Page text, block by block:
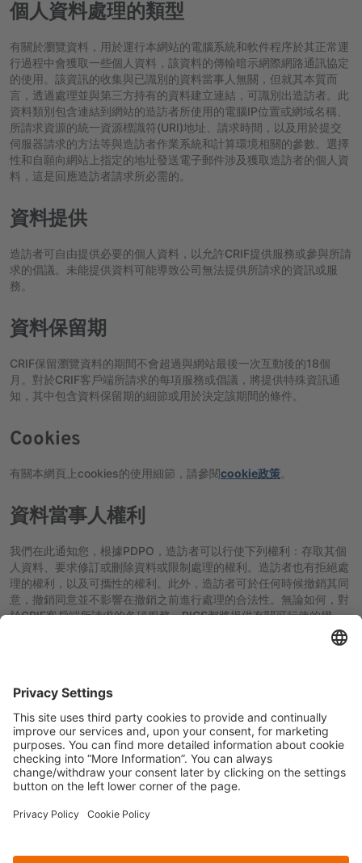
個人資料處理的類型
有關於瀏覽資料，用於運行本網站的電腦系統和軟件程序於其正常運
行過程中會獲取一些個人資料，該資料的傳輸暗示網際網路通訊協定
的使用。該資訊的收集與已識別的資料當事人無關，但就其本質而
言，透過處理並與第三方持有的資料建立連結，可識別出造訪者。此
資料類別包含連結到網站的造訪者所使用的電腦IP位置或網域名稱、
所請求資源的統一資源標識符(URI)地址、請求時間，以及用於提交
伺服器請求的方法等與造訪者作業系統和計算環境相關的參數。選擇
性和自願向網站上指定的地址發送電子郵件涉及獲取造訪者的個人資
料，這是回應造訪者請求所必需的。
資料提供
造訪者可自由提供必要的個人資料，以允許CRIF提供服務或參與所請
求的倡議。未能提供資料可能導致公司無法提供所請求的資訊或服
務。
資料保留期
CRIF保留瀏覽資料的期間不會超過與網站最後一次互動後的18個
月。對於CRIF客戶端所請求的每項服務或倡議，將提供特殊資訊通
知，其中包含資料保留期的細節或用於決定該期間的條件。
Cookies
有關本網頁上cookies的使用細節，請參閱cookie政策
資料當事人權利
我們在此通知您，根據PDPO，造訪者可以行使下列權利：存取其個
人資料、要求修訂或刪除資料或限制處理的權利。造訪者也有拒絕處
理的權利，以及可攜性的權利。此外，造訪者可於任何時候撤銷其同
意，撤銷同意並不影響在撤銷之前進行處理的合法性。無論如何，對
於CRIF客戶端所請求的各項服務，PICS都將提供有關可行使的權
利，以及行使該權利的方式細節。在該類情況下，您可以透過使用下
1111 室
電子郵件地址：info.hk@crif.com